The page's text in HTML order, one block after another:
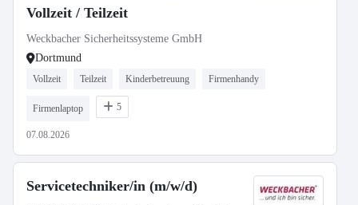
Vollzeit / Teilzeit
Weckbacher Sicherheitssysteme GmbH
Dortmund
Vollzeit Teilzeit Kinderbetreuung Firmenhandy
Firmenlaptop 5
07.08.2026
Servicetechniker/in (m/w/d)